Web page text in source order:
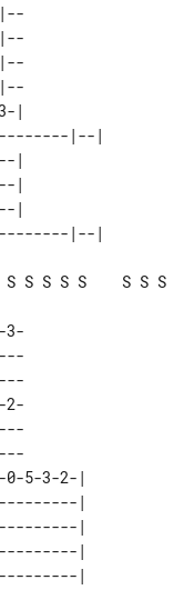
2h-3-|
|--|
2----|
|
0------|
S S S S    S S S
5-3-2-|
|
|
|
|